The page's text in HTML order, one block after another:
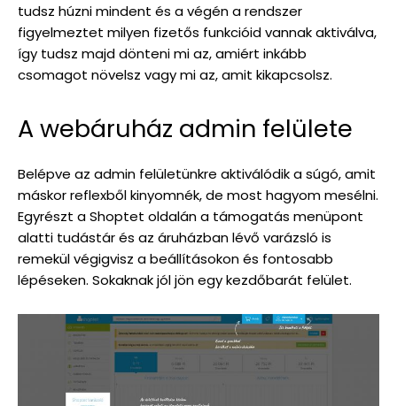
tudsz húzni mindent és a végén a rendszer
figyelmeztet milyen fizetős funkcióid vannak aktiválva,
így tudsz majd dönteni mi az, amiért inkább
csomagot növelsz vagy mi az, amit kikapcsolsz.
A webáruház admin felülete
Belépve az admin felületünkre aktiválódik a súgó, amit
máskor reflexből kinyomnék, de most hagyom mesélni.
Egyrészt a Shoptet oldalán a támogatás menüpont
alatti tudástár és az áruházban lévő varázsló is
remekül végigvisz a beállításokon és fontosabb
lépéseken. Sokaknak jól jön egy kezdőbarát felület.